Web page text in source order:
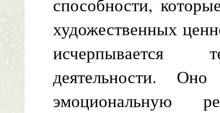
способности,
художественных
исчерпывается
деятельности.
эмоциональную